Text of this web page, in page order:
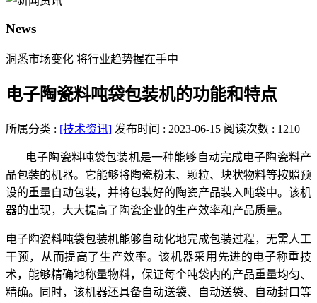
News
洞悉市场变化 将行业趋势握在手中
电子陶瓷料吨袋包装机的功能和特点
所属分类 : [技术资讯] 发布时间 : 2023-06-15 阅读次数 : 1210
电子陶瓷料吨袋包装机是一种能够自动完成电子陶瓷料产
品包装的机器。它能够将陶瓷粉末、颗粒、块状物料等按照预
设的重量自动包装，并将包装好的陶瓷产品装入吨袋中。该机
器的出现，大大提高了陶瓷企业的生产效率和产品质量。
电子陶瓷料吨袋包装机能够自动化地完成包装过程，无需人工
干预，从而提高了生产效率。该机器采用先进的电子称重技
术，能够精确地称量物料，保证每个吨袋内的产品重量均匀、
精确。同时，该机器还具备自动送袋、自动送袋、自动封口等